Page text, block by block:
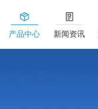
产品中心 新闻资讯